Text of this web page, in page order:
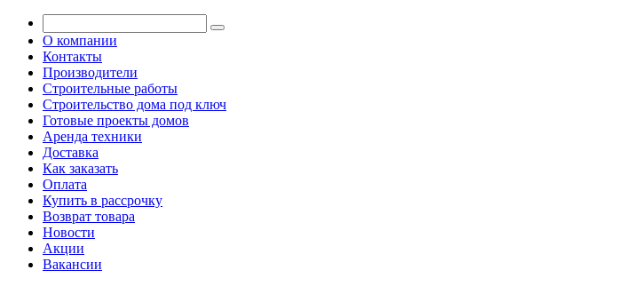
О компании
Контакты
Производители
Строительные работы
Строительство дома под ключ
Готовые проекты домов
Аренда техники
Доставка
Как заказать
Оплата
Купить в рассрочку
Возврат товара
Новости
Акции
Вакансии